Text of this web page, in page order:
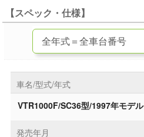
【スペック・仕様】
車名/型式/年式
VTR1000F/SC36型/1997年モデル
発売年月